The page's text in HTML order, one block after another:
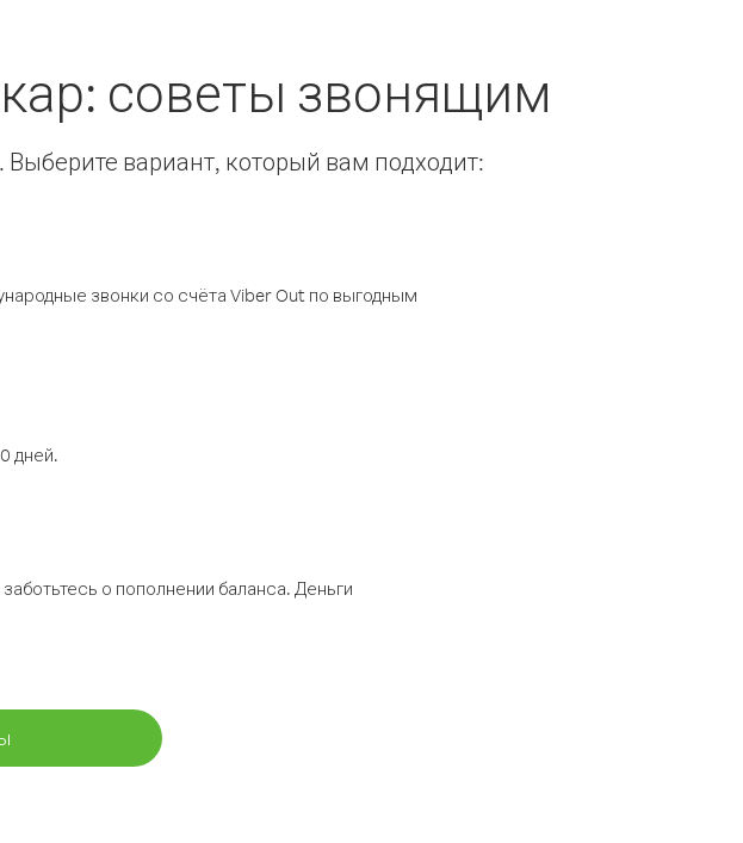
советы звонящим
вариант, который вам подходит:
звонки со счёта Viber Out по выгодным
дней.
о пополнении баланса. Деньги